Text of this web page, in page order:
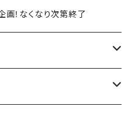
画！なくなり次第終了